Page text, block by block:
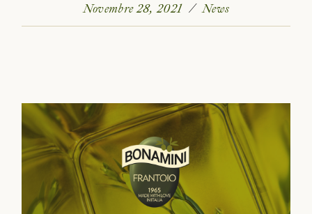
Novembre 28, 2021 News